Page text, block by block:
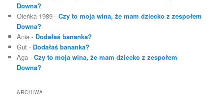
Downa?
Oleńka 1989 -Czy to moja wina, że mam dziecko z zespołem
Downa?
Ania - Dodałaś bananka?
Gut - Dodałaś bananka?
Aga -Czy to moja wina, że mam dziecko z zespołem
Downa?
ARCHIWA